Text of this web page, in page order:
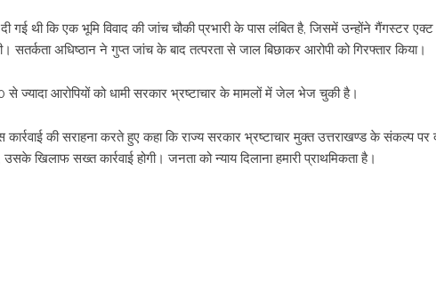
दी गई थी कि एक भूमि विवाद की जांच चौकी प्रभारी के पास लंबित है, जिसमें उन्होंने गैंगस्टर
सतर्कता अधिष्ठान ने गुप्त जांच के बाद तत्परता से जाल बिछाकर आरोपी को गिरफ्तार किया।
ज्यादा आरोपियों को धामी सरकार भ्रष्टाचार के मामलों में जेल भेज चुकी है।
कार्रवाई की सराहना करते हुए कहा कि राज्य सरकार भ्रष्टाचार मुक्त उत्तराखण्ड के संकल्प पर
खिलाफ सख्त कार्रवाई होगी। जनता को न्याय दिलाना हमारी प्राथमिकता है।